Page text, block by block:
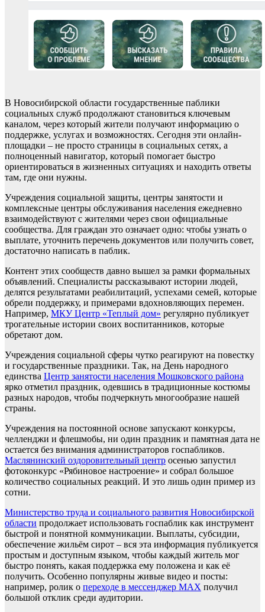
В Новосибирской области государственные паблики
социальных служб продолжают становиться ключевым
каналом, через который жители получают информацию о
поддержке, услугах и возможностях. Сегодня эти онлайн-
площадки – не просто страницы в социальных сетях, а
полноценный навигатор, который помогает быстро
ориентироваться в жизненных ситуациях и находить ответы
там, где они нужны.
Учреждения социальной защиты, центры занятости и
комплексные центры обслуживания населения ежедневно
взаимодействуют с жителями через свои официальные
сообщества. Для граждан это означает одно: чтобы узнать о
выплате, уточнить перечень документов или получить совет,
достаточно написать в паблик.
Контент этих сообществ давно вышел за рамки формальных
объявлений. Специалисты рассказывают истории людей,
делятся результатами реабилитаций, успехами семей, которые
обрели поддержку, и примерами вдохновляющих перемен.
Например, МКУ Центр «Теплый дом» регулярно публикует
трогательные истории своих воспитанников, которые
обретают дом.
Учреждения социальной сферы чутко реагируют на повестку
и государственные праздники. Так, на День народного
единства Центр занятости населения Мошковского района
ярко отметил праздник, одевшись в традиционные костюмы
разных народов, чтобы подчеркнуть многообразие нашей
страны.
Учреждения на постоянной основе запускают конкурсы,
челленджи и флешмобы, ни один праздник и памятная дата не
остается без внимания администраторов госпабликов.
Маслянинский оздоровительный центр осенью запустил
фотоконкурс «Рябиновое настроение» и собрал большое
количество социальных реакций. И это лишь один пример из
сотни.
Министерство труда и социального развития Новосибирской
области продолжает использовать госпаблик как инструмент
быстрой и понятной коммуникации. Выплаты, субсидии,
обеспечение жильём сирот – вся эта информация публикуется
простым и доступным языком, чтобы каждый житель мог
быстро понять, какая поддержка ему положена и как её
получить. Особенно популярны живые видео и посты:
например, ролик о переходе в мессенджер MAX получил
большой отклик среди аудитории.